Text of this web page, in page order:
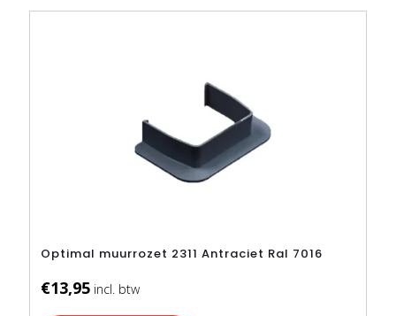
Optimal muurrozet 2311 Antraciet Ral 7016
€13,95